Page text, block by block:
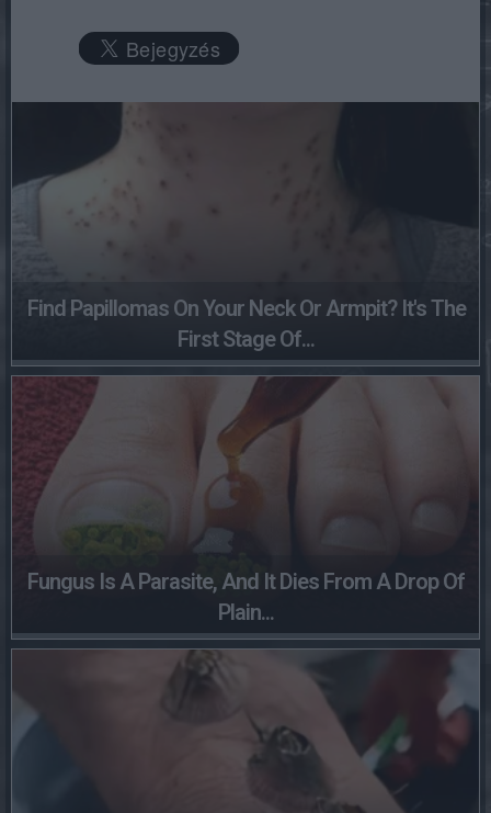
Find Papillomas On Your Neck Or Armpit? It's The
First Stage Of...
Fungus Is A Parasite, And It Dies From A Drop Of
Plain...